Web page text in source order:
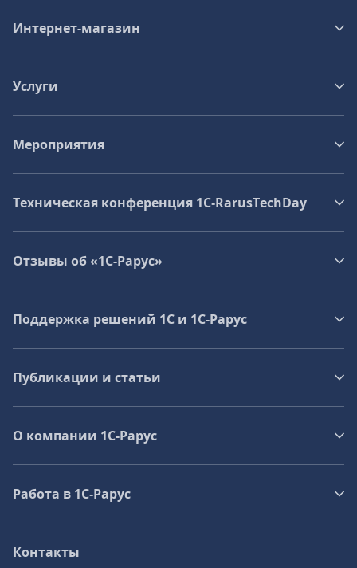
Интернет-магазин
Услуги
Мероприятия
Техническая конференция 1C‑RarusTechDay
Отзывы об «1С-Рарус»
Поддержка решений 1С и 1С‑Рарус
Публикации и статьи
О компании 1C-Рарус
Работа в 1С‑Рарус
Контакты